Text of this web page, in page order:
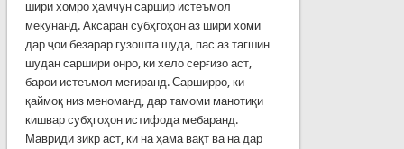
шири хомро ҳамчун саршир истеъмол
мекунанд. Аксаран субҳгоҳон аз шири хоми
дар ҷои безарар гузошта шуда, пас аз тагшин
шудан саршири онро, ки хело серғизо аст,
барои истеъмол мегиранд. Сарширро, ки
қаймоқ низ меноманд, дар тамоми манотиқи
кишвар субҳгоҳон истифода мебаранд.
Мавриди зикр аст, ки на ҳама вақт ва на дар